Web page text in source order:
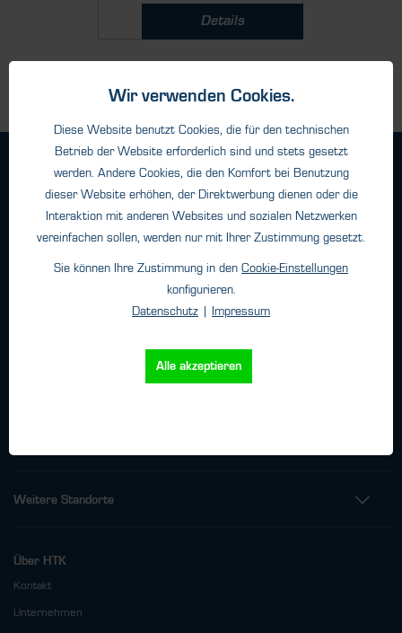
Details
Haftungsangaben
Datenschutz
Impressum
Oehleckerring 32 • 22419 Hamburg
Weitere Standorte
Über HTK
Kontakt
Unternehmen
Wir verwenden Cookies.
Diese Website benutzt Cookies, die für den technischen
Betrieb der Website erforderlich sind und stets gesetzt
werden. Andere Cookies, die den Komfort bei Benutzung
dieser Website erhöhen, der Direktwerbung dienen oder die
Interaktion mit anderen Websites und sozialen Netzwerken
vereinfachen sollen, werden nur mit Ihrer Zustimmung gesetzt.
Sie können Ihre Zustimmung in den Cookie-Einstellungen
konfigurieren.
Datenschutz
Impressum
Alle akzeptieren